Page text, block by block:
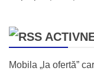
Mobila „la ofertă”